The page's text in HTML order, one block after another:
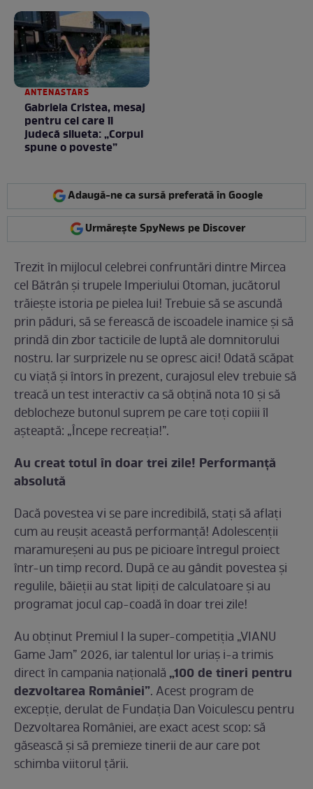
decât crezi
ANTENASTARS
Gabriela Cristea, mesaj
pentru cei care îi
judecă silueta: „Corpul
spune o poveste”
Adaugă-ne ca sursă preferată în Google
Urmărește SpyNews pe Discover
Trezit în mijlocul celebrei confruntări dintre Mircea
cel Bătrân și trupele Imperiului Otoman, jucătorul
trăiește istoria pe pielea lui! Trebuie să se ascundă
prin păduri, să se ferească de iscoadele inamice și să
prindă din zbor tacticile de luptă ale domnitorului
nostru. Iar surprizele nu se opresc aici! Odată scăpat
cu viață și întors în prezent, curajosul elev trebuie să
treacă un test interactiv ca să obțină nota 10 și să
deblocheze butonul suprem pe care toți copiii îl
așteaptă: „Începe recreația!”.
Au creat totul în doar trei zile! Performanță
absolută
Dacă povestea vi se pare incredibilă, stați să aflați
cum au reușit această performanță! Adolescenții
maramureșeni au pus pe picioare întregul proiect
într-un timp record. După ce au gândit povestea și
regulile, băieții au stat lipiți de calculatoare și au
programat jocul cap-coadă în doar trei zile!
Au obținut Premiul I la super-competiția „VIANU
Game Jam” 2026, iar talentul lor uriaș i-a trimis
direct în campania națională „100 de tineri pentru
dezvoltarea României”. Acest program de
excepție, derulat de Fundația Dan Voiculescu pentru
Dezvoltarea României, are exact acest scop: să
găsească și să premieze tinerii de aur care pot
schimba viitorul țării.